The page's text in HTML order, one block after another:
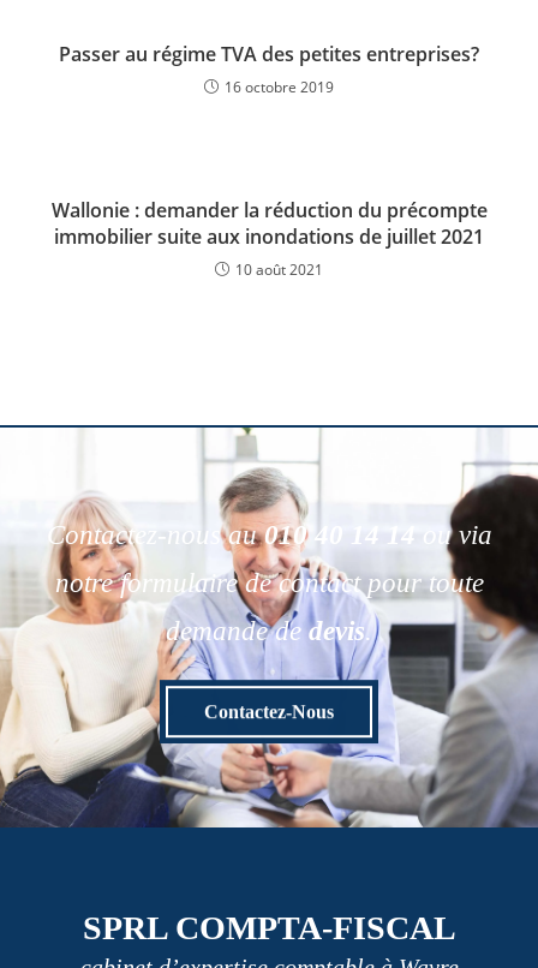
Passer au régime TVA des petites entreprises?
16 octobre 2019
Wallonie : demander la réduction du précompte
immobilier suite aux inondations de juillet 2021
10 août 2021
Contactez-nous au010 40 14 14
ou via
notre formulaire de contact pour toute
demande de devis.
Contactez-Nous
SPRL COMPTA-FISCAL